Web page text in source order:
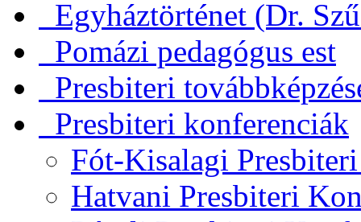
Egyháztörténet (Dr.
Pomázi pedagógus est
Presbiteri
Presbiteri konferenciák
Fót-Kisalagi
Hatvani Presbiteri